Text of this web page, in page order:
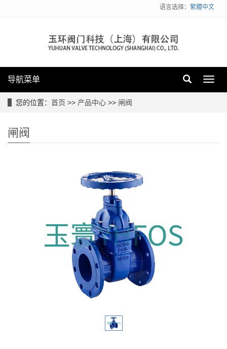
语言选择： 繁體中文
导航菜单
您的位置： 首页 >> 产品中心 >> 闸阀
闸阀